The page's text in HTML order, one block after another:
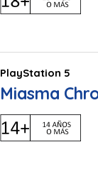
PlayStation 5
Miasma